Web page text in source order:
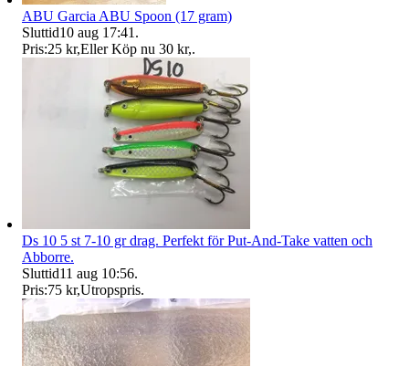
ABU Garcia ABU Spoon (17 gram)
Sluttid10 aug 17:41 .
Pris:25 kr,Eller Köp nu 30 kr,.
Ds 10 5 st 7-10 gr drag. Perfekt för Put-And-Take vatten och
Abborre.
Sluttid11 aug 10:56.
Pris:75 kr,Utropspris.